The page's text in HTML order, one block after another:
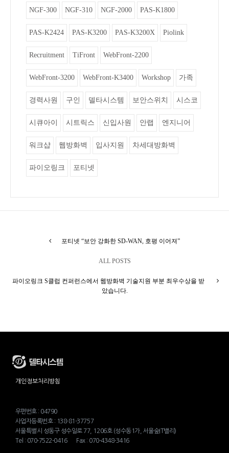
NGF-300 NGF-310 NGF-2000 PAS-K1800
PAS-K2424 PAS-K3200 PAS-K3200X Piolink
Recruitment TiFront WebFront-2200
WebFront-3200 WebFront-K3400 Workshop 가족
경력사원 구인 델타시스템 보안스위치 시스코
시큐아이 시트릭스 신입사원 안랩 엔지니어
워크샵 웹방화벽 입사지원 차세대방화벽
파이오링크 포티넷
포티넷 “보안 강화한 SD-WAN, 호평 이어져”
ALL POSTS
파이오링크 S클럽 컨퍼런스에서 웹방화벽 기술지원 부분 최우수상을 받
았습니다.
개인정보처리방침
우편번호 : 04790
사업자등록번호 : 138-81-37757
서울특별시 성동구 성수일로 77, 1206호 (성수동1가, 서울숲IT밸리)
Tel : 070-7522-0416 Fax : 070-4348-3416